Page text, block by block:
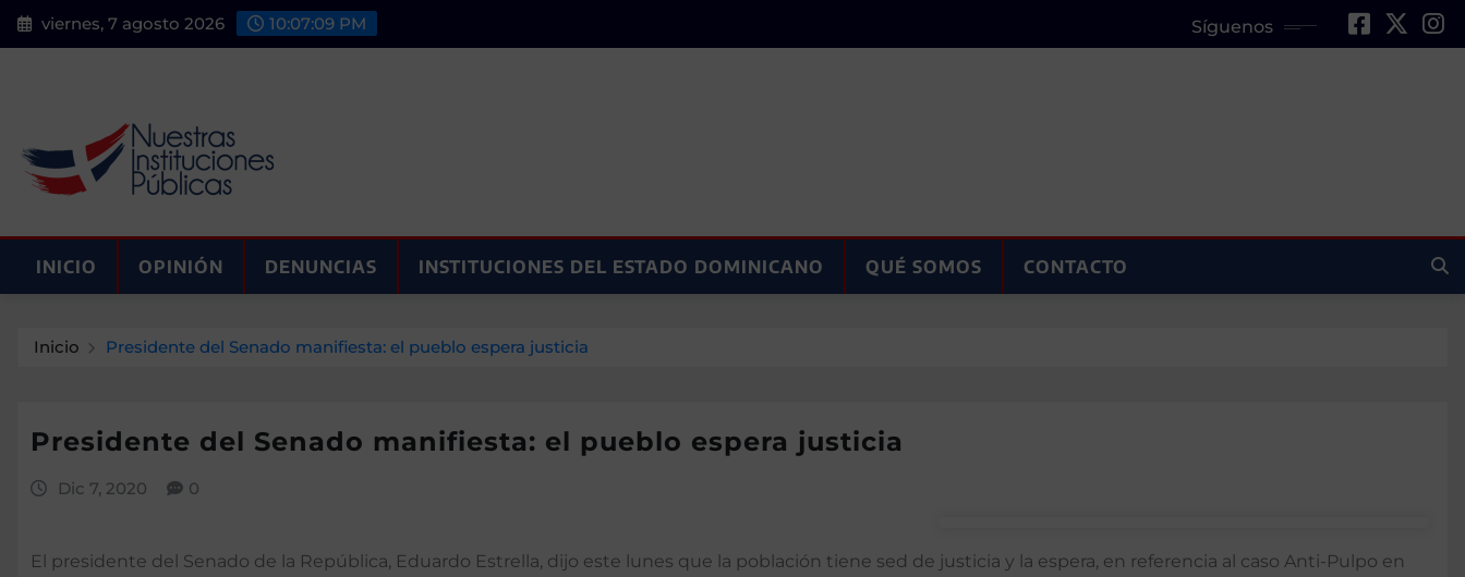
Saltar
al
viernes, 7 agosto 2026 10:07:10 PM Síguenos
INICIO OPINIÓN DENUNCIAS INSTITUCIONES DEL ESTADO DOMINICANO QUÉ SOMOS CONTACTO
Inicio Presidente del Senado manifiesta: el pueblo espera justicia
Presidente del Senado manifiesta: el pueblo espera justicia
Dic 7, 2020 0
El presidente del Senado de la República, Eduardo Estrella, dijo este lunes que la población tiene sed de justicia y la espera, en referencia al caso Anti-Pulpo en